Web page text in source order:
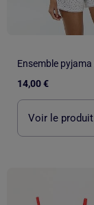
14,00 €
Voir le produit